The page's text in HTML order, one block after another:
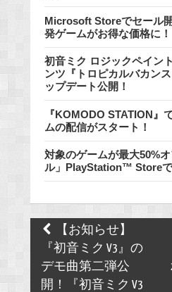
Microsoft Storeでセール
発ゲームがお得な価格に！
初音ミク ロジックペイン
ンツ『トロピカルバカン
ップデート公開！
『KOMODO STATION』
ムの配信がスタート！
対象のゲームが最大50%
ル」PlayStation™ Storeで
Post
navigation
【お知らせ】
『初音ミク V3』の
デモ曲第二弾公
開！『初音ミク V3